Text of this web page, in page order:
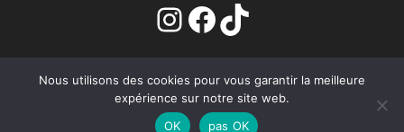
Instagram
FacebookTikTok
CONTACT
Nous utilisons des cookies pour vous garantir la meilleure
expérience sur notre site web.
OK
pas OK